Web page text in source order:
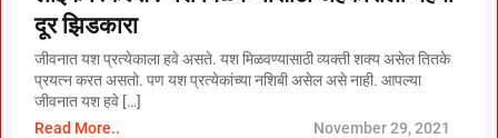
दूर झिडकारा
जीवनात यश प्रत्येकाला हवे असते. यश मिळवण्यासाठी व्यक्ती शक्य असेल तितके
प्रयत्न करत असतो. पण यश प्रत्येकांच्या नशिबी असेल असे नाही. आपल्या
जीवनात यश हवे […]
Read More..
November 29, 2021